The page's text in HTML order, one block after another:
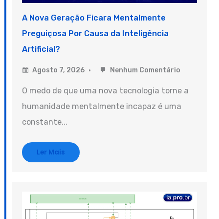
A Nova Geração Ficara Mentalmente
Preguiçosa Por Causa da Inteligência
Artificial?
Agosto 7, 2026 Nenhum Comentário
O medo de que uma nova tecnologia torne a
humanidade mentalmente incapaz é uma
constante...
Ler Mais